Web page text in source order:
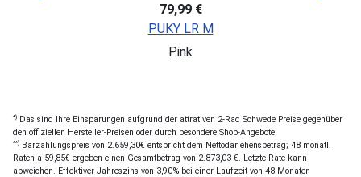
79,99 €
PUKY LR M
Pink
*) Das sind Ihre Einsparungen aufgrund der attrativen 2-Rad Schwede Preise gegenüber
den offiziellen Hersteller-Preisen oder durch besondere Shop-Angebote
**) Barzahlungspreis von 2.659,30€ entspricht dem Nettodarlehensbetrag; 48 monatl.
Raten a 59,85€ ergeben einen Gesamtbetrag von 2.873,03 €. Letzte Rate kann
abweichen. Effektiver Jahreszins von 3,90% bei einer Laufzeit von 48 Monaten